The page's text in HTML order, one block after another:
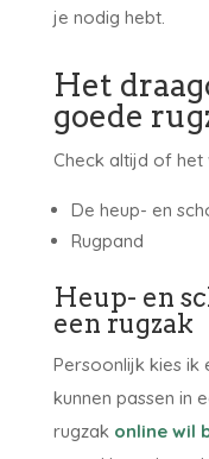
je nodig hebt.
Het
goede
Check altijd of het
De heup- en
Rugpand
Heup- en
een rugzak
Persoonlijk kies
kunnen passen in
rugzak online wil